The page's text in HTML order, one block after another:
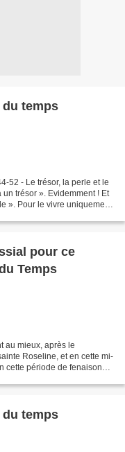
du temps
52 - Le trésor, la perle et le
trésor ». Evidemment ! Et
». Pour le vivre uniquement
pour ce
Temps
au mieux, après le
Roseline, et en cette mi-
cette période de fenaisons
du temps